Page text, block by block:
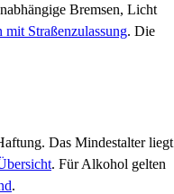
Bremsen, Licht
mit Straßenzulassung. Die
Das Mindestalter liegt
. Für Alkohol gelten
.